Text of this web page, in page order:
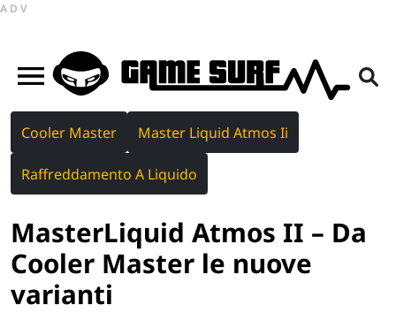
ADV
Cooler Master Master Liquid Atmos Ii
Raffreddamento A Liquido
MasterLiquid Atmos II – Da
Cooler Master le nuove
varianti